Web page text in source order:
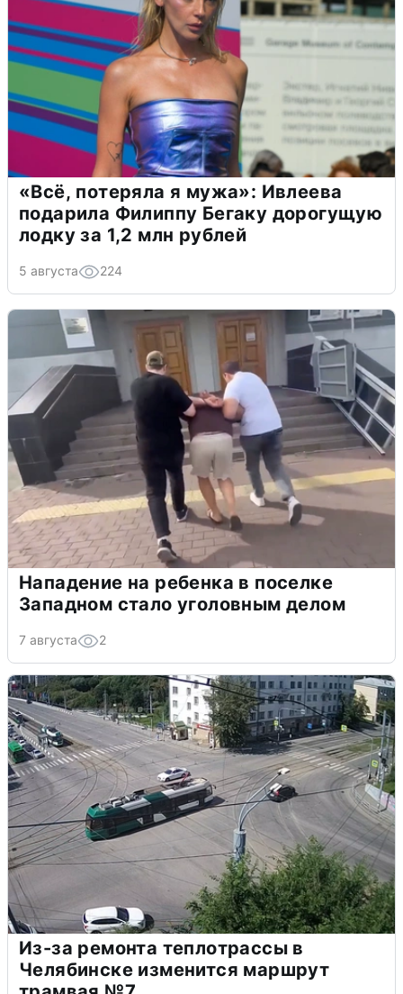
«Всё, потеряла я мужа»: Ивлеева
подарила Филиппу Бегаку дорогущую
лодку за 1,2 млн рублей
5 августа 224
Нападение на ребенка в поселке
Западном стало уголовным делом
7 августа 2
Из-за ремонта теплотрассы в
Челябинске изменится маршрут